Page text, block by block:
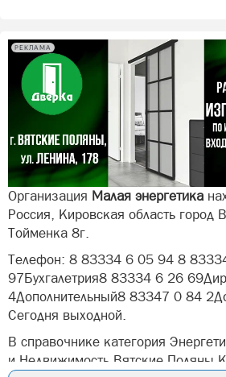
РЕКЛАМА
Организация Малая энергетика
Россия, Кировская область город
Тойменка 8г.
Телефон: 8 83334 6 05 94 8
97Бухгалетрия8 83334 6 26
4Дополнительный8 83347 0 84
Сегодня выходной.
В справочнике категория
и Недвижимость Вятские Поляны